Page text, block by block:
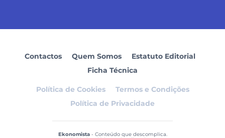
Contactos Quem Somos
Estatuto Editorial
Ficha Técnica
Política de Cookies
Termos e Condições
Política de Privacidade
Ekonomista- Conteúdo que descomplica.